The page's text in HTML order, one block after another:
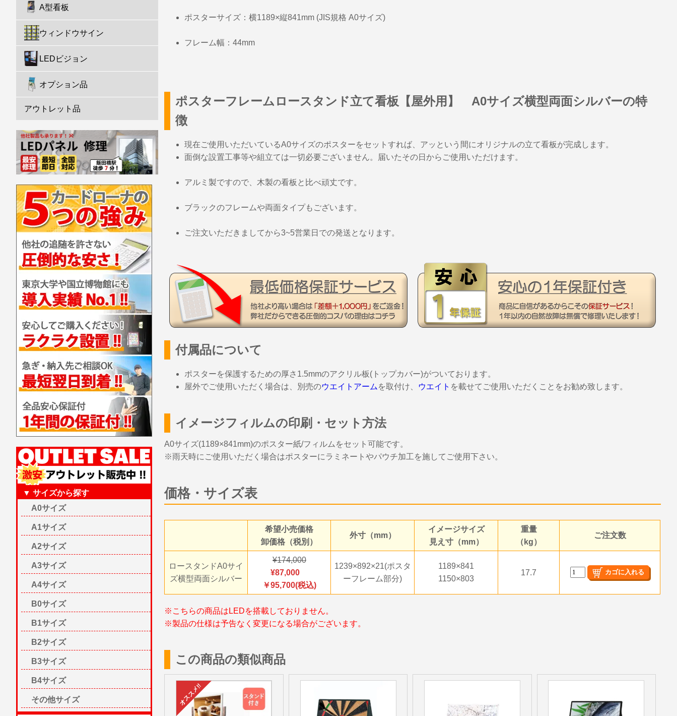
ポスターサイズ：横1189×縦841mm (JIS規格 A0サイズ)
フレーム幅：44mm
ポスターフレームロースタンド立て看板【屋外用】 A0サイズ横型両面シルバーの特
徴
現在ご使用いただいているA0サイズのポスターをセットすれば、アッという間にオリジナルの立て看板が完成します。
面倒な設置工事等や組立ては一切必要ございません。届いたその日からご使用いただけます。
アルミ製ですので、木製の看板と比べ頑丈です。
ブラックのフレームや両面タイプもございます。
ご注文いただきましてから3~5営業日での発送となります。
付属品について
ポスターを保護するための厚さ1.5mmのアクリル板(トップカバー)がついております。
屋外でご使用いただく場合は、別売のウエイトアーム を取付け、 ウエイト を載せてご使用いただくことをお勧め致します。
イメージフィルムの印刷・セット方法
A0サイズ(1189×841mm)のポスター紙/フィルムをセット可能です。
※雨天時にご使用いただく場合はポスターにラミネートやパウチ加工を施してご使用下さい。
価格・サイズ表
希望小売価格
卸価格（税別）
外寸（mm）
イメージサイズ
見え寸（mm）
重量
（kg）
ご注文数
ロースタンドA0サイ
ズ横型両面シルバー
174,000
87,000
￥95,700(税込)
1239×892×21(ポスタ
ーフレーム部分)
1189×841
1150×803
17.7
※こちらの商品はLEDを搭載しておりません。
※製品の仕様は予告なく変更になる場合がございます。
この商品の類似商品
A型看板
ウィンドウサイン
LEDビジョン
オプション品
アウトレット品
▼ サイズから探す
A0サイズ
A1サイズ
A2サイズ
A3サイズ
A4サイズ
B0サイズ
B1サイズ
B2サイズ
B3サイズ
B4サイズ
その他サイズ